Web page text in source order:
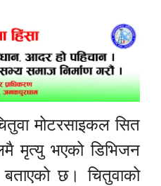
मोटरसाइकल सित
मृत्यु भएको डिभिजन
बताएको छ। चितुवाको